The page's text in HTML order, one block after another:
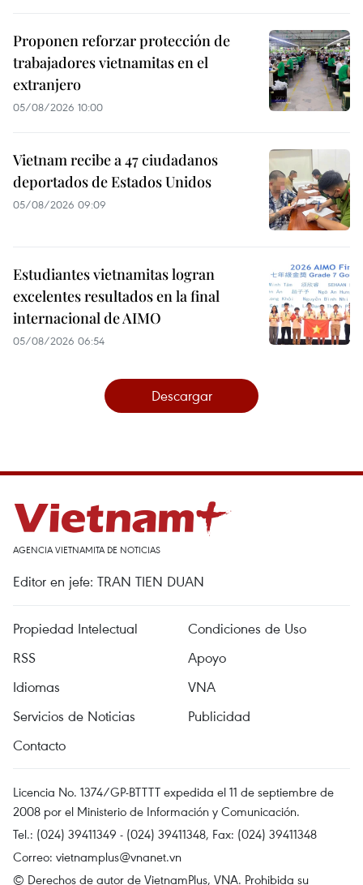
Proponen reforzar protección de
trabajadores vietnamitas en el
extranjero
05/08/2026 10:00
Vietnam recibe a 47 ciudadanos
deportados de Estados Unidos
05/08/2026 09:09
Estudiantes vietnamitas logran
excelentes resultados en la final
internacional de AIMO
05/08/2026 06:54
Descargar
AGENCIA VIETNAMITA DE NOTICIAS
Editor en jefe: TRAN TIEN DUAN
Propiedad Intelectual
Condiciones de Uso
RSS
Apoyo
Idiomas
VNA
Servicios de Noticias
Publicidad
Contacto
Licencia No. 1374/GP-BTTTT expedida el 11 de septiembre de
2008 por el Ministerio de Información y Comunicación.
Tel.: (024) 39411349 - (024) 39411348, Fax: (024) 39411348
Correo: vietnamplus@vnanet.vn
© Derechos de autor de VietnamPlus, VNA. Prohibida su